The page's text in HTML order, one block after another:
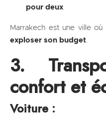
pour deux
Marrakech est une ville où
exploser son budget.
3.
confort et
Voiture :